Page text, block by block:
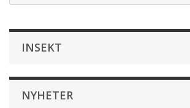
INSEKT
NYHETER